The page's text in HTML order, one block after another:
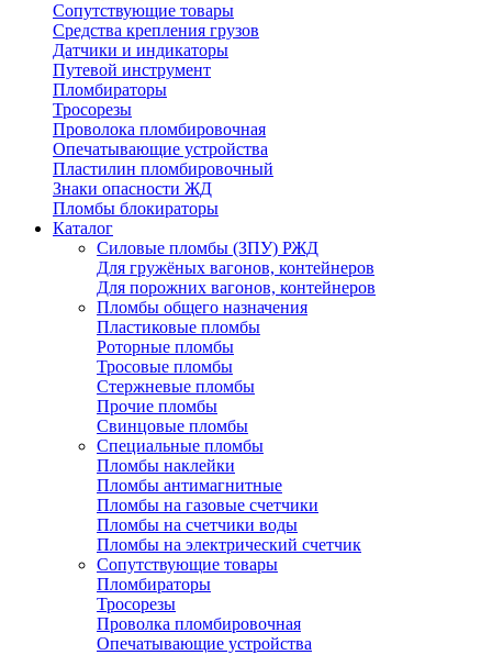
Сопутствующие товары
Средства крепления грузов
Датчики и индикаторы
Путевой инструмент
Пломбираторы
Тросорезы
Проволока пломбировочная
Опечатывающие устройства
Пластилин пломбировочный
Знаки опасности ЖД
Пломбы блокираторы
Каталог
Силовые пломбы (ЗПУ) РЖД
Для гружёных вагонов, контейнеров
Для порожних вагонов, контейнеров
Пломбы общего назначения
Пластиковые пломбы
Роторные пломбы
Тросовые пломбы
Стержневые пломбы
Прочие пломбы
Свинцовые пломбы
Специальные пломбы
Пломбы наклейки
Пломбы антимагнитные
Пломбы на газовые счетчики
Пломбы на счетчики воды
Пломбы на электрический счетчик
Сопутствующие товары
Пломбираторы
Тросорезы
Проволка пломбировочная
Опечатывающие устройства